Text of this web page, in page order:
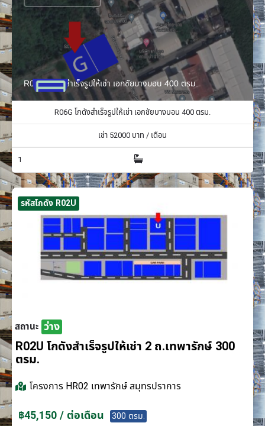
R06G โกดังสำเร็จรูปให้เช่า เอกชัยบางบอน 400 ตรม.
R06G โกดังสำเร็จรูปให้เช่า เอกชัยบางบอน 400 ตรม.
เช่า 52000 บาท / เดือน
1
รหัสโกดัง R02U
สถานะ ว่าง
R02U โกดังสำเร็จรูปให้เช่า 2 ถ.เทพารักษ์ 300
ตรม.
โครงการ HR02 เทพารักษ์ สมุทรปราการ
฿45,150 / ต่อเดือน 300 ตรม.